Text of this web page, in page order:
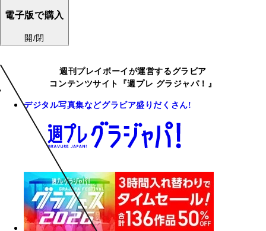
電子版で購入
開/閉
週刊プレイボーイが運営するグラビア
コンテンツサイト『週プレ グラジャパ！』
デジタル写真集などグラビア盛りだくさん!